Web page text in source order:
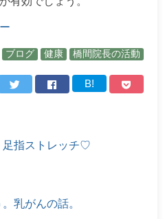
ブログ 健康 橋間院長の活動
B!
足指ストレッチ♡
乳がんの話。